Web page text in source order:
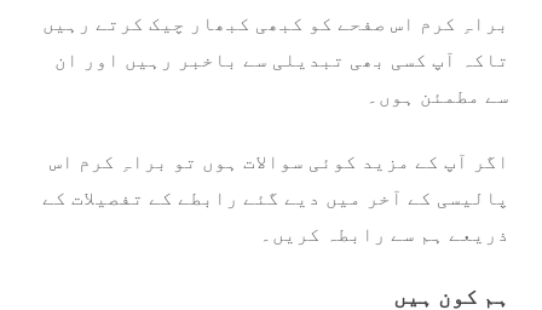
براہِ کرم اس صفحے کو کبھی کبھار چیک کرتے رہیں
تاکہ آپ کسی بھی تبدیلی سے باخبر رہیں اور ان
سے مطمئن ہوں۔
اگر آپ کے مزید کوئی سوالات ہوں تو براہِ کرم اس
پالیسی کے آخر میں دیے گئے رابطے کے تفصیلات کے
ذریعے ہم سے رابطہ کریں۔
ہم کون ہیں